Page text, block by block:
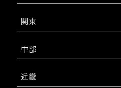
関東
中部
近畿